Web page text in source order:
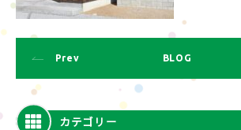
Prev BLOG
カテゴリー